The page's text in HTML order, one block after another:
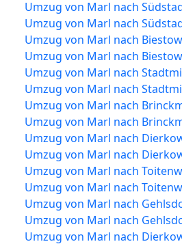
Umzug von Marl nach
Umzug von Marl nach
Umzug von Marl nach Biestow
Umzug von Marl nach Biestow
Umzug von Marl nach
Umzug von Marl nach
Umzug von Marl nach
Umzug von Marl nach
Umzug von Marl nach
Umzug von Marl nach
Umzug von Marl nach
Umzug von Marl nach
Umzug von Marl nach
Umzug von Marl nach
Umzug von Marl nach